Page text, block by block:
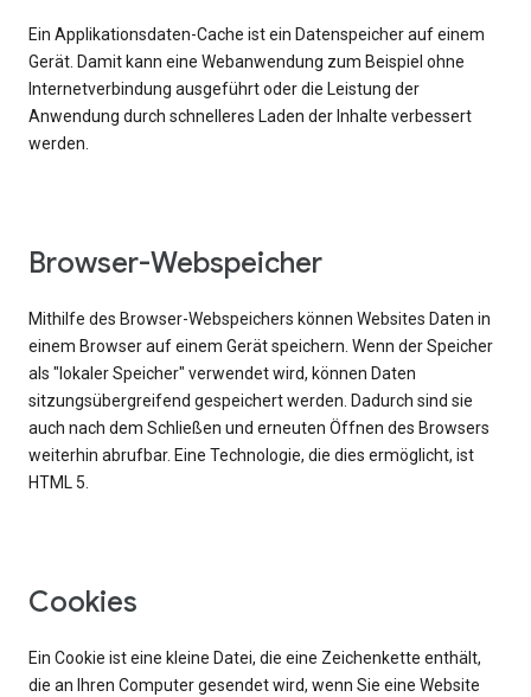
Ein Applikationsdaten-Cache ist ein Datenspeicher auf einem
Gerät. Damit kann eine Webanwendung zum Beispiel ohne
Internetverbindung ausgeführt oder die Leistung der
Anwendung durch schnelleres Laden der Inhalte verbessert
werden.
Browser-Webspeicher
Mithilfe des Browser-Webspeichers können Websites Daten in
einem Browser auf einem Gerät speichern. Wenn der Speicher
als "lokaler Speicher" verwendet wird, können Daten
sitzungsübergreifend gespeichert werden. Dadurch sind sie
auch nach dem Schließen und erneuten Öffnen des Browsers
weiterhin abrufbar. Eine Technologie, die dies ermöglicht, ist
HTML 5.
Cookies
Ein Cookie ist eine kleine Datei, die eine Zeichenkette enthält,
die an Ihren Computer gesendet wird, wenn Sie eine Website